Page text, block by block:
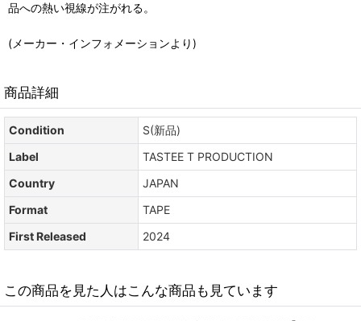
品への熱い視線が注がれる。
(メーカー・インフォメーションより)
商品詳細
Condition
S(新品)
Label
TASTEE T PRODUCTION
Country
JAPAN
Format
TAPE
First Released
2024
この商品を見た人はこんな商品も見ています